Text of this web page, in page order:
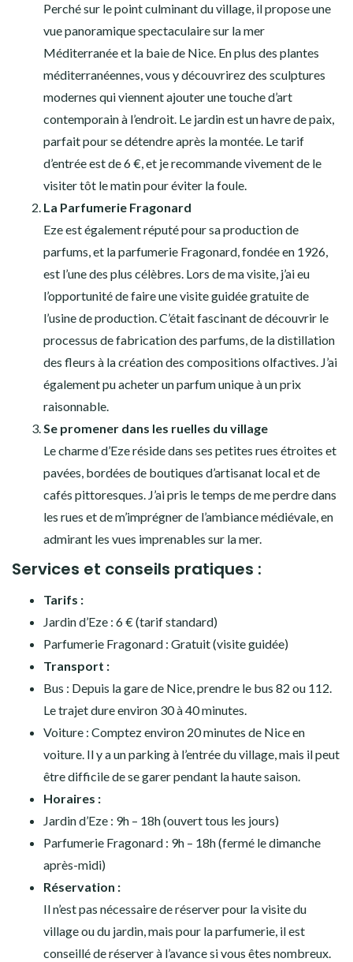
Perché sur le point culminant du village, il propose une
vue panoramique spectaculaire sur la mer
Méditerranée et la baie de Nice. En plus des plantes
méditerranéennes, vous y découvrirez des sculptures
modernes qui viennent ajouter une touche d’art
contemporain à l’endroit. Le jardin est un havre de paix,
parfait pour se détendre après la montée. Le tarif
d’entrée est de 6 €, et je recommande vivement de le
visiter tôt le matin pour éviter la foule.
La Parfumerie Fragonard
Eze est également réputé pour sa production de
parfums, et la parfumerie Fragonard, fondée en 1926,
est l’une des plus célèbres. Lors de ma visite, j’ai eu
l’opportunité de faire une visite guidée gratuite de
l’usine de production. C’était fascinant de découvrir le
processus de fabrication des parfums, de la distillation
des fleurs à la création des compositions olfactives. J’ai
également pu acheter un parfum unique à un prix
raisonnable.
Se promener dans les ruelles du village
Le charme d’Eze réside dans ses petites rues étroites et
pavées, bordées de boutiques d’artisanat local et de
cafés pittoresques. J’ai pris le temps de me perdre dans
les rues et de m’imprégner de l’ambiance médiévale, en
admirant les vues imprenables sur la mer.
Services et conseils pratiques :
Tarifs :
Jardin d’Eze : 6 € (tarif standard)
Parfumerie Fragonard : Gratuit (visite guidée)
Transport :
Bus : Depuis la gare de Nice, prendre le bus 82 ou 112.
Le trajet dure environ 30 à 40 minutes.
Voiture : Comptez environ 20 minutes de Nice en
voiture. Il y a un parking à l’entrée du village, mais il peut
être difficile de se garer pendant la haute saison.
Horaires :
Jardin d’Eze : 9h – 18h (ouvert tous les jours)
Parfumerie Fragonard : 9h – 18h (fermé le dimanche
après-midi)
Réservation :
Il n’est pas nécessaire de réserver pour la visite du
village ou du jardin, mais pour la parfumerie, il est
conseillé de réserver à l’avance si vous êtes nombreux.